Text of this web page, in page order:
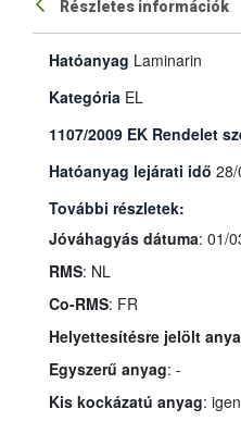
Részletes információk
Hatóanyag Laminarin
Kategória EL
1107/2009 EK Rendelet
Hatóanyag lejárati idő
További részletek:
Jóváhagyás dátuma: 01/
RMS: NL
Co-RMS: FR
Helyettesítésre jelölt
Egyszerű anyag: -
Kis kockázatú anyag: igen